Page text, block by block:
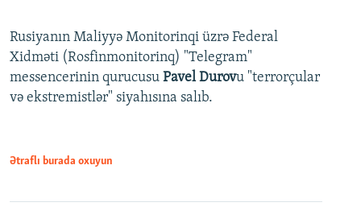
Rusiyanın Maliyyə Monitorinqi üzrə Federal
Xidməti (Rosfinmonitorinq) "Telegram"
messencerinin qurucusu Pavel Durovu "terrorçular
və ekstremistlər" siyahısına salıb.
Ətraflı burada oxuyun